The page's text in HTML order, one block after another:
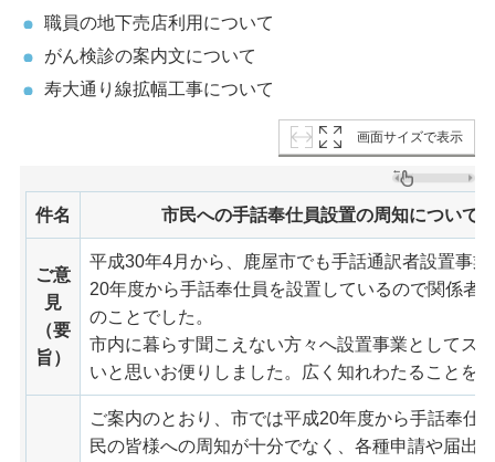
職員の地下売店利用について
がん検診の案内文について
寿大通り線拡幅工事について
画面サイズで表示
件名 市民への手話奉仕員設置の周知について
ご意
見
（要
旨）
平成30年4月から、鹿屋市でも手話通訳者設置事
20年度から手話奉仕員を設置しているので関係者
のことでした。
市内に暮らす聞こえない方々へ設置事業としてス
いと思いお便りしました。広く知れわたることを
ご案内のとおり、市では平成20年度から手話奉仕
民の皆様への周知が十分でなく、各種申請や届出